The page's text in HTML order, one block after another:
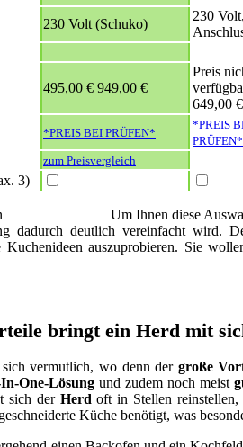
230 Volt (Schuko)
230
495,00 € 949,00 €
Preis
649,00 €
*PREIS BEI PRÜFEN*
*PREIS
PRÜFEN*
zum Preisvergleich
3)
Um Ihnen diese
dadurch deutlich vereinfacht wird.
Kuchenideen auszuprobieren. Sie
bringt ein Herd mit
vermutlich, wo denn der große
One-Lösungund zudem noch meist
sich der Herdoft in Stellen reinstellen,
Küche benötigt, was